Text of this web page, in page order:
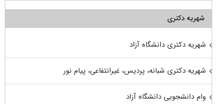
شهریه دکتری
شهریه دکتری دانشگاه آزاد
شهریه دکتری شبانه، پردیس، غیرانتفاعی، پیام نور
وام دانشجویی دانشگاه آزاد